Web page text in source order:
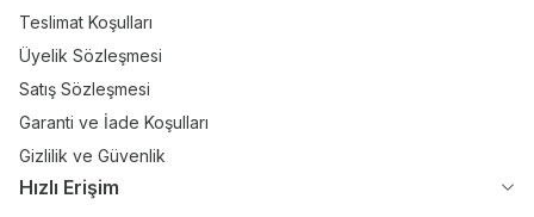
Teslimat Koşulları
Üyelik Sözleşmesi
Satış Sözleşmesi
Garanti ve İade Koşulları
Gizlilik ve Güvenlik
Hızlı Erişim